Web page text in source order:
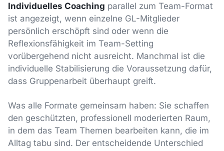
Individuelles Coaching parallel zum Team-Format
ist angezeigt, wenn einzelne GL-Mitglieder
persönlich erschöpft sind oder wenn die
Reflexionsfähigkeit im Team-Setting
vorübergehend nicht ausreicht. Manchmal ist die
individuelle Stabilisierung die Voraussetzung dafür,
dass Gruppenarbeit überhaupt greift.
Was alle Formate gemeinsam haben: Sie schaffen
den geschützten, professionell moderierten Raum,
in dem das Team Themen bearbeiten kann, die im
Alltag tabu sind. Der entscheidende Unterschied